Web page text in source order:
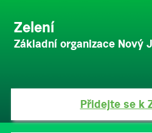
Zelení
Základní organizace Nový
Přidejte se k